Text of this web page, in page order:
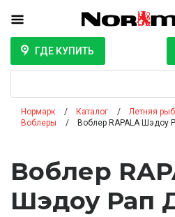
ГДЕ КУПИТЬ
Нормарк Каталог Летняя
Воблеры
Воблер RAPALA Шэдоу
Воблер
Шэдоу Рап